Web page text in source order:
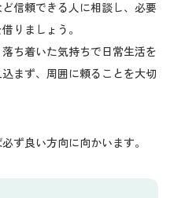
信頼できる人に相談し、必要
りましょう。
ち着いた気持ちで日常生活を
まず、周囲に頼ることを大切
ず良い方向に向かいます。